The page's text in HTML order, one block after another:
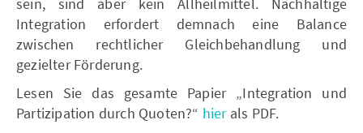
Integration erfordert demnach eine Balance
zwischen rechtlicher Gleichbehandlung und
gezielter Förderung.
Lesen Sie das gesamte Papier „Integration und
Partizipation durch Quoten?“ hierals PDF.